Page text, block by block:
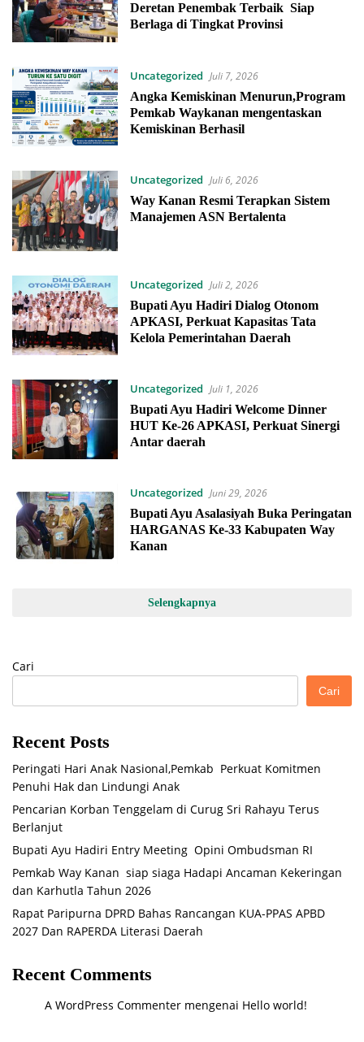
Deretan Penembak Terbaik Siap
Berlaga di Tingkat Provinsi
Uncategorized Juli 7, 2026
Angka Kemiskinan Menurun,Program
Pemkab Waykanan mengentaskan
Kemiskinan Berhasil
Uncategorized Juli 6, 2026
Way Kanan Resmi Terapkan Sistem
Manajemen ASN Bertalenta
Uncategorized Juli 2, 2026
Bupati Ayu Hadiri Dialog Otonom
APKASI, Perkuat Kapasitas Tata
Kelola Pemerintahan Daerah
Uncategorized Juli 1, 2026
Bupati Ayu Hadiri Welcome Dinner
HUT Ke-26 APKASI, Perkuat Sinergi
Antar daerah
Uncategorized Juni 29, 2026
Bupati Ayu Asalasiyah Buka Peringatan
HARGANAS Ke-33 Kabupaten Way
Kanan
Selengkapnya
Cari
Cari
Recent Posts
Peringati Hari Anak Nasional,Pemkab Perkuat Komitmen
Penuhi Hak dan Lindungi Anak
Pencarian Korban Tenggelam di Curug Sri Rahayu Terus
Berlanjut
Bupati Ayu Hadiri Entry Meeting Opini Ombudsman RI
Pemkab Way Kanan siap siaga Hadapi Ancaman Kekeringan
dan Karhutla Tahun 2026
Rapat Paripurna DPRD Bahas Rancangan KUA-PPAS APBD
2027 Dan RAPERDA Literasi Daerah
Recent Comments
A WordPress Commenter mengenai Hello world!